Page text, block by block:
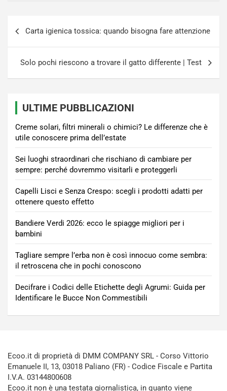
Carta igienica tossica: quando bisogna fare attenzione
Solo pochi riescono a trovare il gatto differente | Test
ULTIME PUBBLICAZIONI
Creme solari, filtri minerali o chimici? Le differenze che è
utile conoscere prima dell’estate
Sei luoghi straordinari che rischiano di cambiare per
sempre: perché dovremmo visitarli e proteggerli
Capelli Lisci e Senza Crespo: scegli i prodotti adatti per
ottenere questo effetto
Bandiere Verdi 2026: ecco le spiagge migliori per i
bambini
Tagliare sempre l’erba non è così innocuo come sembra:
il retroscena che in pochi conoscono
Decifrare i Codici delle Etichette degli Agrumi: Guida per
Identificare le Bucce Non Commestibili
Ecoo.it di proprietà di DMM COMPANY SRL - Corso Vittorio
Emanuele II, 13, 03018 Paliano (FR) - Codice Fiscale e Partita
I.V.A. 03144800608
Ecoo.it non è una testata giornalistica, in quanto viene